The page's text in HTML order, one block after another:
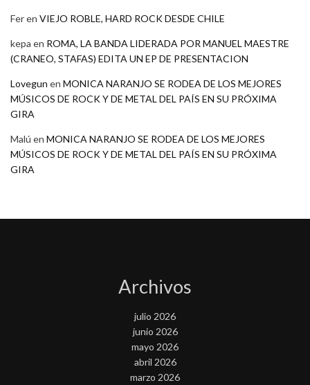
Feren VIEJO ROBLE, HARD ROCK DESDE CHILE
kepa en ROMA, LA BANDA LIDERADA POR MANUEL MAESTRE
(CRANEO, STAFAS) EDITA UN EP DE PRESENTACION
Lovegun en MONICA NARANJO SE RODEA DE LOS MEJORES
MÚSICOS DE ROCK Y DE METAL DEL PAÍS EN SU PRÓXIMA
GIRA
Malú en MONICA NARANJO SE RODEA DE LOS MEJORES
MÚSICOS DE ROCK Y DE METAL DEL PAÍS EN SU PRÓXIMA
GIRA
Archivos
julio 2026
junio 2026
mayo 2026
abril 2026
marzo 2026